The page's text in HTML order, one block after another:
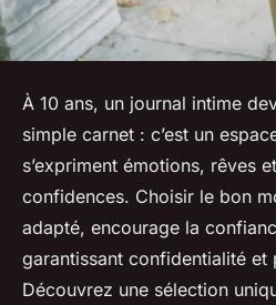
À 10 ans, un journal intime
simple carnet : c’est un
s’expriment émotions, rêves
confidences. Choisir le bon
adapté, encourage la
garantissant confidentialité et
Découvrez une sélection